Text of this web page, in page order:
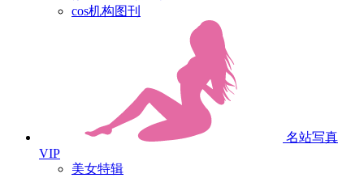
cos机构图刊
名站写真
VIP
美女特辑